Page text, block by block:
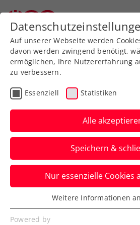
Zurück zur Newsübersicht
WTA
Premierenerfolg:
feiert in Jiujiang
Mit einem Alter von erst
ÖTV-Hoffnung die jüngste
seit 2005, der dies gelingt.
Verfasst von: Manuel Wachta,
Auf unserer Webseite werden
davon werden zwingend benötigt,
ermöglichen, Ihre Nutzererfahrung
zu verbessern.
Essenziell Statistiken
Alle
Speichern &
Nur essenzielle Cookies
Essenziell
Essenzielle Cookies werden für
Weitere Informationen
Powered by